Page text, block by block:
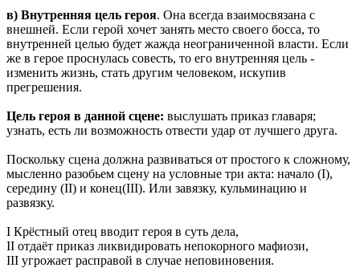
в) Внутренняя цель героя. Она всегда взаимосвязана с
внешней. Если герой хочет занять место своего босса, то
внутренней целью будет жажда неограниченной власти. Если
же в герое проснулась совесть, то его внутренняя цель -
изменить жизнь, стать другим человеком, искупив
прегрешения.
Цель героя в данной сцене: выслушать приказ главаря;
узнать, есть ли возможность отвести удар от лучшего друга.
Поскольку сцена должна развиваться от простого к сложному,
мысленно разобьем сцену на условные три акта: начало (I),
середину (II) и конец(III). Или завязку, кульминацию и
развязку.
I Крёстный отец вводит героя в суть дела,
II отдаёт приказ ликвидировать непокорного мафиози,
III угрожает расправой в случае неповиновения.